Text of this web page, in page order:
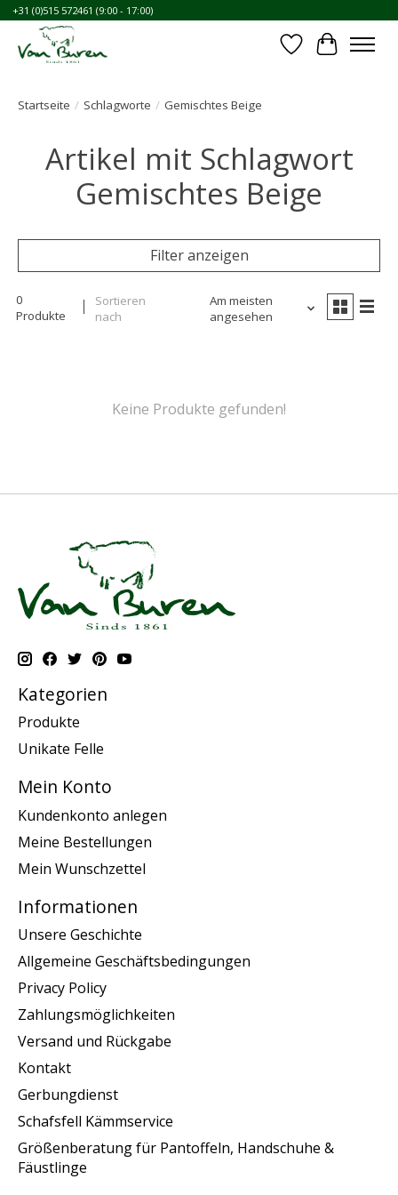
+31 (0)515 572461 (9:00 - 17:00)
Wunschzettel
Ihr
Startseite / Schlagworte / Gemischtes Beige
Artikel mit Schlagwort
Gemischtes Beige
Filter anzeigen
0
Produkte
Sortieren
nach
Am meisten
angesehen
Keine Produkte gefunden!
Kategorien
Produkte
Unikate Felle
Mein Konto
Kundenkonto anlegen
Meine Bestellungen
Mein Wunschzettel
Informationen
Unsere Geschichte
Allgemeine Geschäftsbedingungen
Privacy Policy
Zahlungsmöglichkeiten
Versand und Rückgabe
Kontakt
Gerbungdienst
Schafsfell Kämmservice
Größenberatung für Pantoffeln, Handschuhe &
Fäustlinge